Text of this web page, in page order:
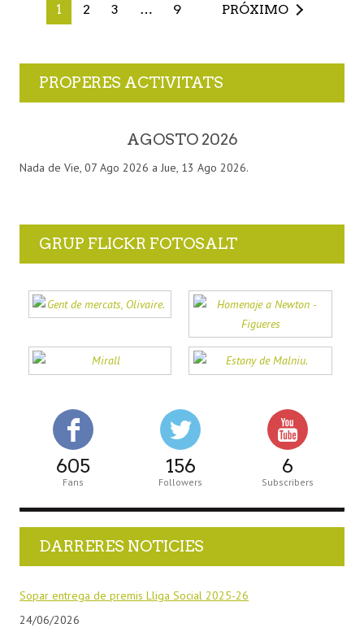
1 2 3 … 9 PRÓXIMO
PROPERES ACTIVITATS
AGOSTO 2026
Nada de Vie, 07 Ago 2026 a Jue, 13 Ago 2026.
GRUP FLICKR FOTOSALT
605
Fans
156
Followers
6
Subscribers
DARRERES NOTICIES
Sopar entrega de premis Lliga Social 2025-26
24/06/2026